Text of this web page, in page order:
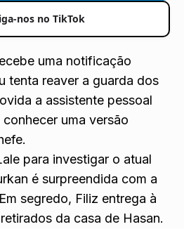
nos no TikTok
uma notificação
tenta reaver a guarda dos
a assistente pessoal
uma versão
para investigar o atual
é surpreendida com a
segredo, Filiz entrega à
da casa de Hasan.